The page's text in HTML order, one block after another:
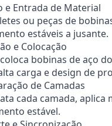
e Entrada de Material
ou peças de
estáveis a jusante.
e Colocação
bobinas de aço
carga e design de
de Camadas
cada camada,
estável.